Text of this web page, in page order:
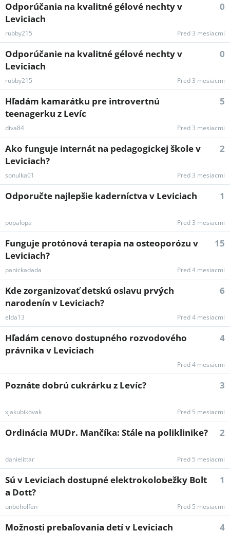
Odporúčania na kvalitné gélové nechty v
Leviciach
0
rubby215 Pred 3 mesiacmi
Odporúčanie na kvalitné gélové nechty v
Leviciach
0
rubby215 Pred 3 mesiacmi
Hľadám kamarátku pre introvertnú
teenagerku z Levíc
5
diva84 Pred 3 mesiacmi
Ako funguje internát na pedagogickej škole v
Leviciach?
2
sonulka01 Pred 3 mesiacmi
Odporučte najlepšie kaderníctva v Leviciach 1
popalopa Pred 3 mesiacmi
Funguje protónová terapia na osteoporózu v
Leviciach?
15
panickadada Pred 4 mesiacmi
Kde zorganizovať detskú oslavu prvých
narodenín v Leviciach?
6
elda13 Pred 4 mesiacmi
Hľadám cenovo dostupného rozvodového
právnika v Leviciach
4
Pred 4 mesiacmi
Poznáte dobrú cukrárku z Levíc? 3
xjakubikovak Pred 5 mesiacmi
Ordinácia MUDr. Mančíka: Stále na poliklinike? 2
danielittar Pred 5 mesiacmi
Sú v Leviciach dostupné elektrokolobežky Bolt
a Dott?
1
unbeholfen Pred 5 mesiacmi
Možnosti prebaľovania detí v Leviciach 4